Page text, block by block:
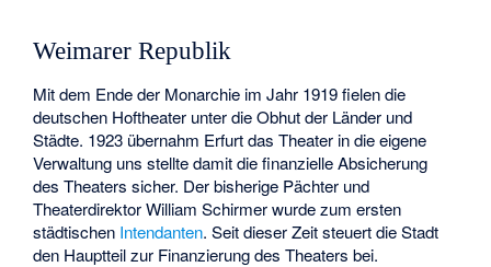
Weimarer Republik
Mit dem Ende der Monarchie im Jahr 1919 fielen die
deutschen Hoftheater unter die Obhut der Länder und
Städte. 1923 übernahm Erfurt das Theater in die eigene
Verwaltung uns stellte damit die finanzielle Absicherung
des Theaters sicher. Der bisherige Pächter und
Theaterdirektor William Schirmer wurde zum ersten
städtischen Intendanten. Seit dieser Zeit steuert die Stadt
den Hauptteil zur Finanzierung des Theaters bei.